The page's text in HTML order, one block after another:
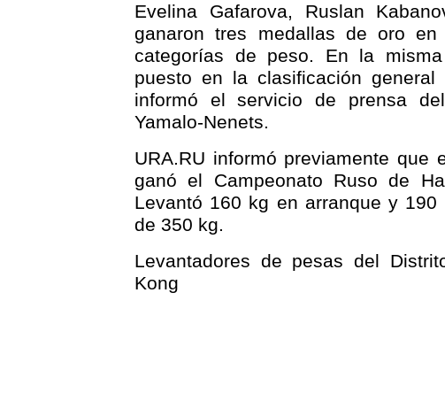
Evelina Gafarova, Ruslan
ganaron tres medallas de oro
categorías de peso. En la
puesto en la clasificación
informó el servicio de prensa
Yamalo-Nenets.
URA.RU informó previamente que
ganó el Campeonato Ruso de
Levantó 160 kg en arranque y
de 350 kg.
Levantadores de pesas del
Kong